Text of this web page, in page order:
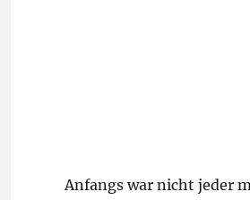
Anfangs war nicht jeder